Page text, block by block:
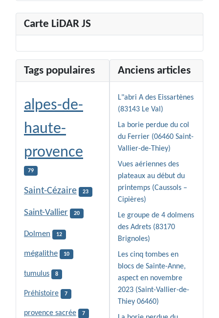
Carte LiDAR JS
Tags populaires
alpes-de-
haute-
provence
79
Saint-Cézaire 23
Saint-Vallier 20
Dolmen 12
mégalithe 10
tumulus 8
Préhistoire 7
provence sacrée 7
Anciens articles
L"abri A des Eissartènes
(83143 Le Val)
La borie perdue du col
du Ferrier (06460 Saint-
Vallier-de-Thiey)
Vues aériennes des
plateaux au début du
printemps (Caussols –
Cipières)
Le groupe de 4 dolmens
des Adrets (83170
Brignoles)
Les cinq tombes en
blocs de Sainte-Anne,
aspect en novembre
2023 (Saint-Vallier-de-
Thiey 06460)